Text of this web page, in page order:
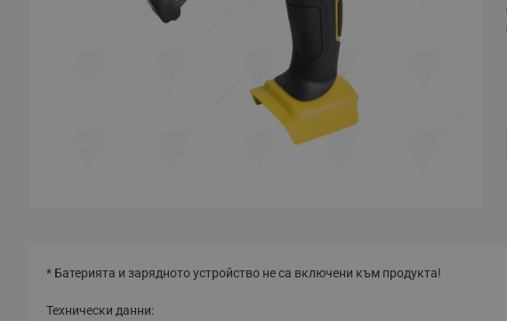
* Батерията и зарядното устройство не са включени към продукта!
Технически данни: